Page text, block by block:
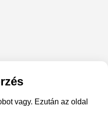
vagy. Ezután az oldal